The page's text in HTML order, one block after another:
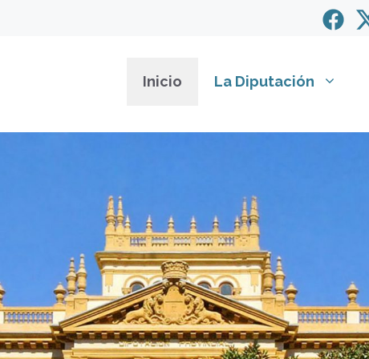
Inicio La Diputación